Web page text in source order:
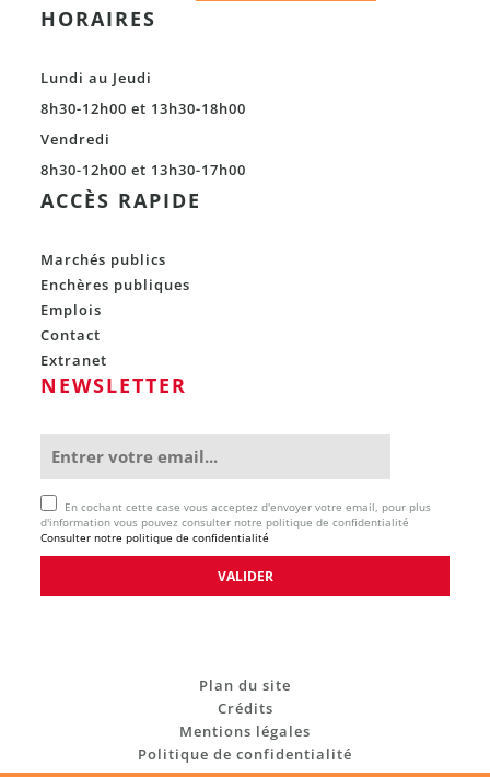
HORAIRES
Lundi au Jeudi
8h30-12h00 et 13h30-18h00
Vendredi
8h30-12h00 et 13h30-17h00
ACCÈS RAPIDE
Marchés publics
Enchères publiques
Emplois
Contact
Extranet
NEWSLETTER
En cochant cette case vous acceptez d'envoyer votre email, pour plus
d'information vous pouvez consulter notre politique de confidentialité
Consulter notre politique de confidentialité
Plan du site
Crédits
Mentions légales
Politique de confidentialité